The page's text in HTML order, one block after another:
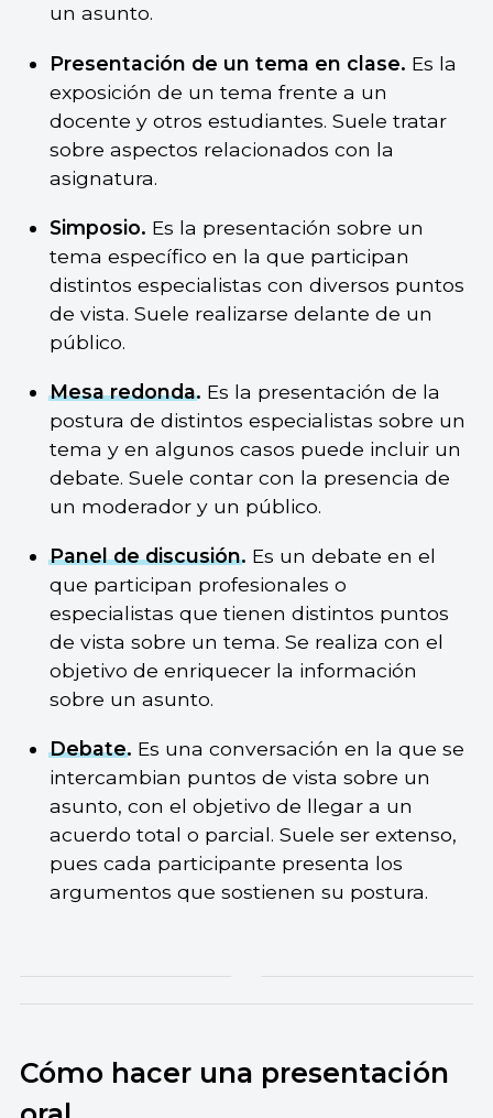
un asunto.
Presentación de un tema en clase. Es la
exposición de un tema frente a un
docente y otros estudiantes. Suele tratar
sobre aspectos relacionados con la
asignatura.
Simposio. Es la presentación sobre un
tema específico en la que participan
distintos especialistas con diversos puntos
de vista. Suele realizarse delante de un
público.
Mesa redonda. Es la presentación de la
postura de distintos especialistas sobre un
tema y en algunos casos puede incluir un
debate. Suele contar con la presencia de
un moderador y un público.
Panel de discusión. Es un debate en el
que participan profesionales o
especialistas que tienen distintos puntos
de vista sobre un tema. Se realiza con el
objetivo de enriquecer la información
sobre un asunto.
Debate. Es una conversación en la que se
intercambian puntos de vista sobre un
asunto, con el objetivo de llegar a un
acuerdo total o parcial. Suele ser extenso,
pues cada participante presenta los
argumentos que sostienen su postura.
Cómo hacer una presentación